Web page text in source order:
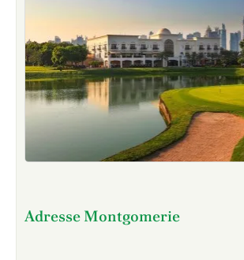
Adresse Montgomerie